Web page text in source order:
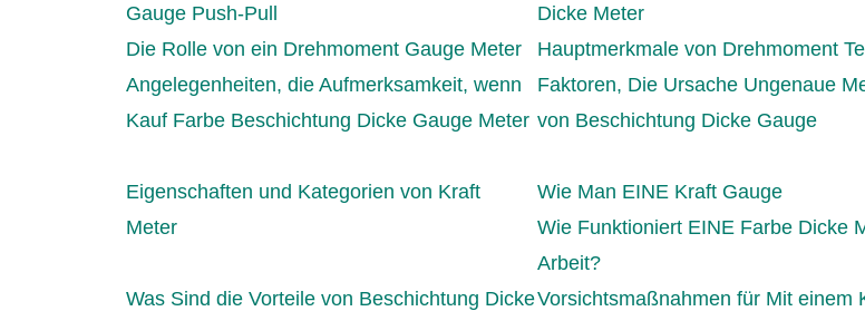
Gauge Push-Pull
Dicke Meter
Die Rolle von ein Drehmoment Gauge Meter
Hauptmerkmale von Drehmoment
Angelegenheiten, die Aufmerksamkeit, wenn
Kauf Farbe Beschichtung Dicke Gauge Meter
Faktoren, Die Ursache Ungenaue
von Beschichtung Dicke Gauge
Eigenschaften und Kategorien von Kraft
Meter
Wie Man EINE Kraft Gauge
Wie Funktioniert EINE Farbe Dicke
Arbeit?
Was Sind die Vorteile von Beschichtung DickeVorsichtsmaßnahmen für Mit einem